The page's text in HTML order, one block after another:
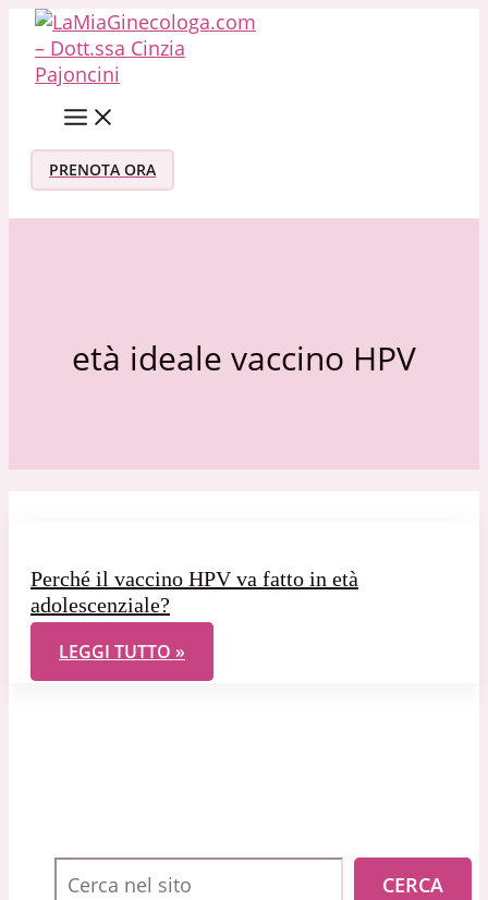
Vai al contenuto
PRENOTA ORA
età ideale vaccino HPV
Perché il vaccino HPV va fatto in età
adolescenziale?
PERCHÉ IL VACCINO HPV VA FATTO IN ETÀ
LEGGI TUTTO »
Cerca CERCA